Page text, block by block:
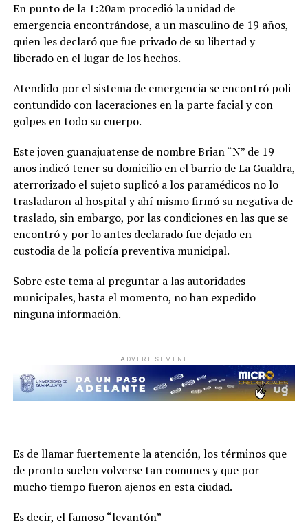
En punto de la 1:20am procedió la unidad de
emergencia encontrándose, a un masculino de 19 años,
quien les declaró que fue privado de su libertad y
liberado en el lugar de los hechos.
Atendido por el sistema de emergencia se encontró poli
contundido con laceraciones en la parte facial y con
golpes en todo su cuerpo.
Este joven guanajuatense de nombre Brian “N” de 19
años indicó tener su domicilio en el barrio de La Gualdra,
aterrorizado el sujeto suplicó a los paramédicos no lo
trasladaron al hospital y ahí mismo firmó su negativa de
traslado, sin embargo, por las condiciones en las que se
encontró y por lo antes declarado fue dejado en
custodia de la policía preventiva municipal.
Sobre este tema al preguntar a las autoridades
municipales, hasta el momento, no han expedido
ninguna información.
ADVERTISEMENT
Es de llamar fuertemente la atención, los términos que
de pronto suelen volverse tan comunes y que por
mucho tiempo fueron ajenos en esta ciudad.
Es decir, el famoso “levantón”